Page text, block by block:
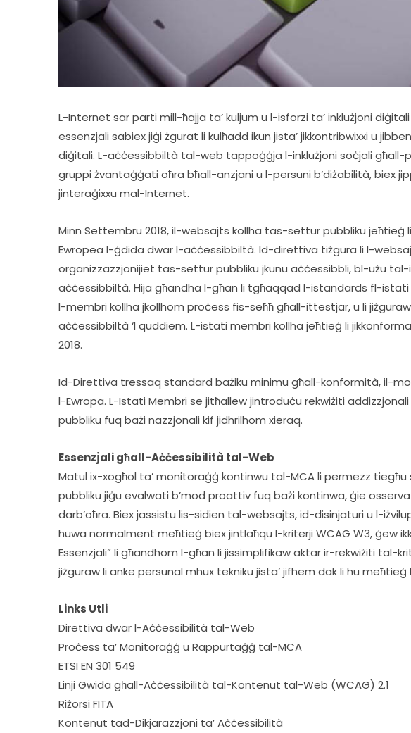
L-Internet sar parti mill-ħajja ta’ kuljum u l-isforzi ta’ inklużjoni
essenzjali sabiex jiġi żgurat li kulħadd ikun jista’ jikkontribwixxi u
diġitali. L-aċċessibbiltà tal-web tappoġġja l-inklużjoni soċjali għall-
gruppi żvantaġġati oħra bħall-anzjani u l-persuni b’diżabilità, biex
jinteraġixxu mal-Internet.
Minn Settembru 2018, il-websajts kollha tas-settur pubbliku
Ewropea l-ġdida dwar l-aċċessibbiltà. Id-direttiva tiżgura li l-
organizzazzjonijiet tas-settur pubbliku jkunu aċċessibbli, bl-użu
aċċessibbiltà. Hija għandha l-għan li tgħaqqad l-istandards fl-istati
l-membri kollha jkollhom proċess fis-seħħ għall-ittestjar, u li
aċċessibbiltà ‘l quddiem. L-istati membri kollha jeħtieġ li
2018.
Id-Direttiva tressaq standard bażiku minimu għall-konformità, il-
l-Ewropa. L-Istati Membri se jitħallew jintroduċu rekwiżiti
pubbliku fuq bażi nazzjonali kif jidhrilhom xieraq.
Essenzjali għall-Aċċessibilità tal-Web
Matul ix-xogħol ta’ monitoraġġ kontinwu tal-MCA li permezz
pubbliku jiġu evalwati b’mod proattiv fuq bażi kontinwa, ġie
darb’oħra. Biex jassistu lis-sidien tal-websajts, id-disinjaturi u l-
huwa normalment meħtieġ biex jintlaħqu l-kriterji WCAG W3, ġew
Essenzjali” li għandhom l-għan li jissimplifikaw aktar ir-rekwiżiti tal-
jiżguraw li anke persunal mhux tekniku jista’ jifhem dak li hu
Links Utli
Direttiva dwar l-Aċċessibilità tal-Web
Proċess ta’ Monitoraġġ u Rappurtaġġ tal-MCA
ETSI EN 301 549
Linji Gwida għall-Aċċessibilità tal-Kontenut tal-Web (WCAG) 2.1
Riżorsi FITA
Kontenut tad-Dikjarazzjoni ta’ Aċċessibilità